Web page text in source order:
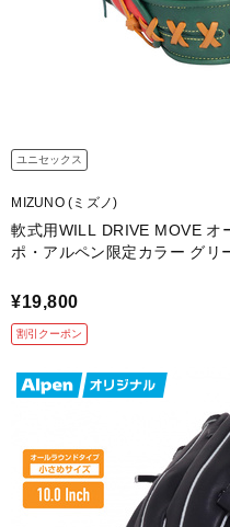
ユニセックス
MIZUNO (ミズノ)
軟式用WILL DRIVE MOVE オ
ポ・アルペン限定カラー グリ
¥19,800
割引クーポン